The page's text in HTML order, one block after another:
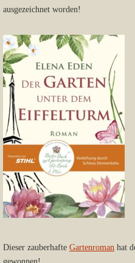
ausgezeichnet worden!
Dieser zauberhafte Gartenroman hat